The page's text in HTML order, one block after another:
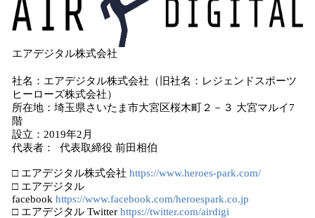
エアデジタル株式会社
社名：エアデジタル株式会社（旧社名：レジェンドスポーツ
ヒーローズ株式会社）
所在地：埼玉県さいたま市大宮区桜木町２－３ 大宮マルイ7
階
設立：2019年2月
代表者： 代表取締役 前田相伯
□ エアデジタル株式会社 https://www.heroes-park.com/
□ エアデジタル
facebook https://www.facebook.com/heroespark.co.jp
□ エアデジタル Twitter https://twitter.com/airdigi